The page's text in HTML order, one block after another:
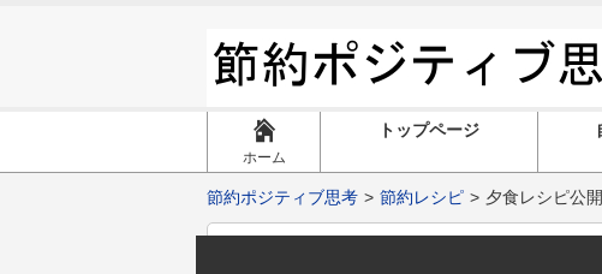
ホーム
トップページ
節約ポジティブ思考 節約レシピ 夕食レシピ公